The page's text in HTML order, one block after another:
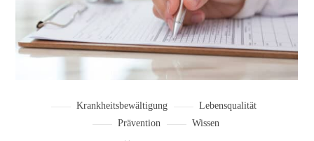
Krankheitsbewältigung
Lebensqualität
Prävention
Wissen